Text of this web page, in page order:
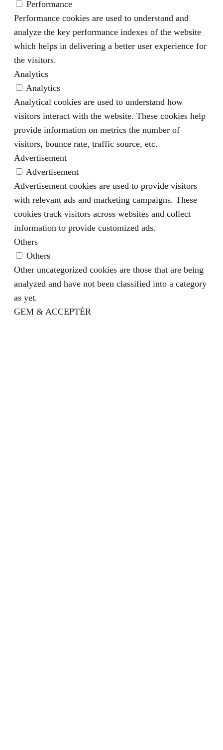
Performance
Performance cookies are used to understand and
analyze the key performance indexes of the website
which helps in delivering a better user experience for
the visitors.
Analytics
Analytics
Analytical cookies are used to understand how
visitors interact with the website. These cookies help
provide information on metrics the number of
visitors, bounce rate, traffic source, etc.
Advertisement
Advertisement
Advertisement cookies are used to provide visitors
with relevant ads and marketing campaigns. These
cookies track visitors across websites and collect
information to provide customized ads.
Others
Others
Other uncategorized cookies are those that are being
analyzed and have not been classified into a category
as yet.
GEM & ACCEPTÈR